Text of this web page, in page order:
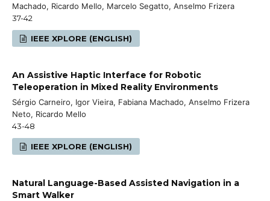
Machado, Ricardo Mello, Marcelo Segatto, Anselmo Frizera
37-42
IEEE XPLORE (ENGLISH)
An Assistive Haptic Interface for Robotic
Teleoperation in Mixed Reality Environments
Sérgio Carneiro, Igor Vieira, Fabiana Machado, Anselmo Frizera
Neto, Ricardo Mello
43-48
IEEE XPLORE (ENGLISH)
Natural Language-Based Assisted Navigation in a
Smart Walker